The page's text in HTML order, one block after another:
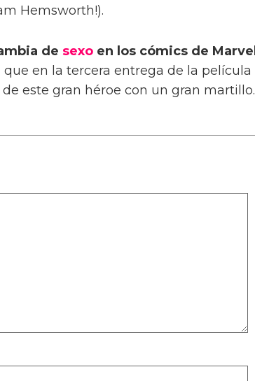
Hemsworth!).
de sexo en los cómics de Marvel
en la tercera entrega de la película
este gran héroe con un gran martillo.